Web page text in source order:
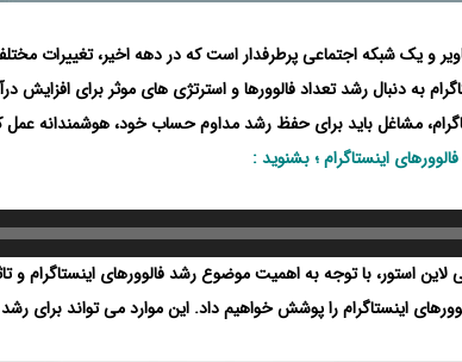
و یک شبکه اجتماعی پرطرفدار است که در دهه اخیر، تغییرات
به دنبال رشد تعداد فالوورها و استرتژی های موثر برای افزایش
مشاغل باید برای حفظ رشد مداوم حساب خود، هوشمندانه عمل
اینستاگرام ؛ بشنوید :
استور، با توجه به اهمیت موضوع رشد فالوورهای اینستاگرام و
اینستاگرام را پوشش خواهیم داد. این موارد می تواند برای